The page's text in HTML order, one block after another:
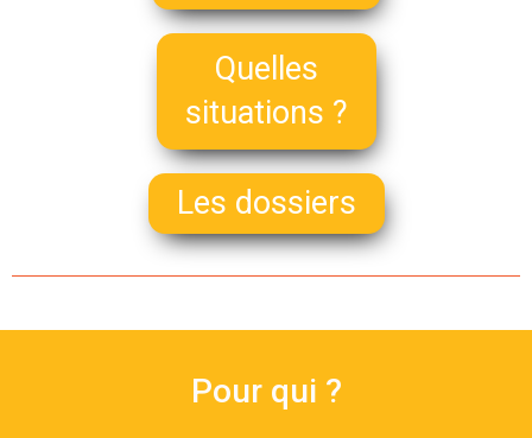
Quelles
situations ?
Les dossiers
Pour qui ?